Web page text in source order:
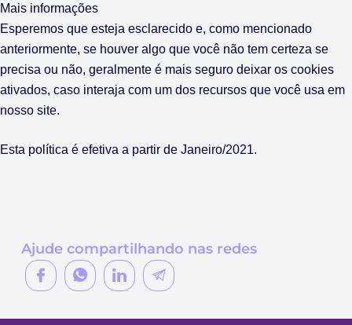
Mais informações
Esperemos que esteja esclarecido e, como mencionado
anteriormente, se houver algo que você não tem certeza se
precisa ou não, geralmente é mais seguro deixar os cookies
ativados, caso interaja com um dos recursos que você usa em
nosso site.
Esta política é efetiva a partir de Janeiro/2021.
Ajude compartilhando nas redes